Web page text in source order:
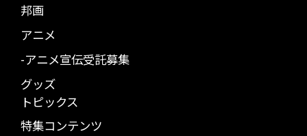
邦画
アニメ
-アニメ宣伝受託募集
グッズ
トピックス
特集コンテンツ